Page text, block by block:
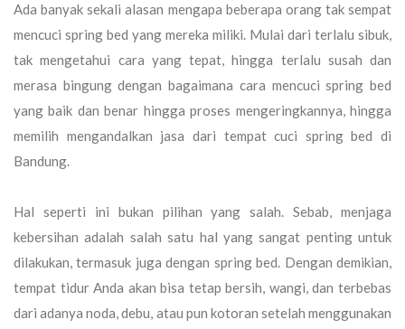
Ada banyak sekali alasan mengapa beberapa orang tak sempat
mencuci spring bed yang mereka miliki. Mulai dari terlalu sibuk,
tak mengetahui cara yang tepat, hingga terlalu susah dan
merasa bingung dengan bagaimana cara mencuci spring bed
yang baik dan benar hingga proses mengeringkannya, hingga
memilih mengandalkan jasa dari tempat cuci spring bed di
Bandung.
Hal seperti ini bukan pilihan yang salah. Sebab, menjaga
kebersihan adalah salah satu hal yang sangat penting untuk
dilakukan, termasuk juga dengan spring bed. Dengan demikian,
tempat tidur Anda akan bisa tetap bersih, wangi, dan terbebas
dari adanya noda, debu, atau pun kotoran setelah menggunakan